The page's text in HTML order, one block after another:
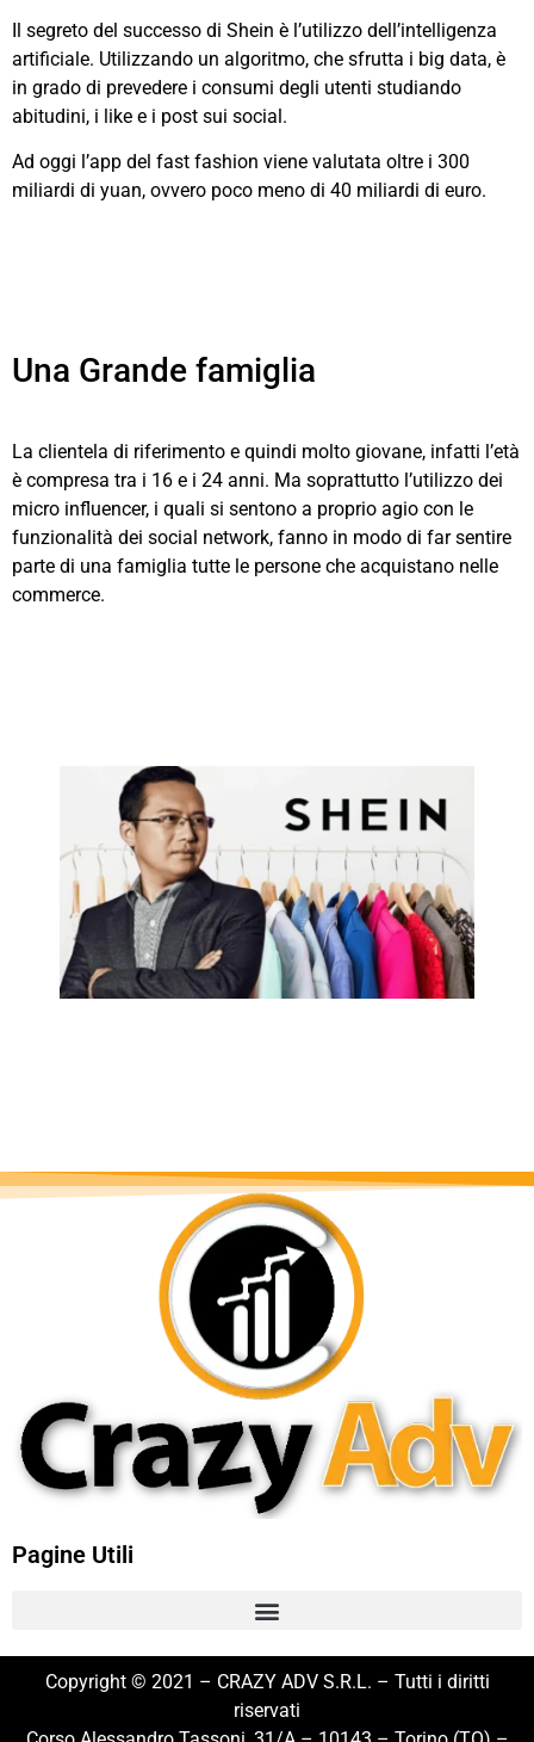
Il segreto del successo di Shein è l’utilizzo dell’intelligenza
artificiale. Utilizzando un algoritmo, che sfrutta i big data, è
in grado di prevedere i consumi degli utenti studiando
abitudini, i like e i post sui social.
Ad oggi l’app del fast fashion viene valutata oltre i 300
miliardi di yuan, ovvero poco meno di 40 miliardi di euro.
Una Grande famiglia
La clientela di riferimento e quindi molto giovane, infatti l’età
è compresa tra i 16 e i 24 anni. Ma soprattutto l’utilizzo dei
micro influencer, i quali si sentono a proprio agio con le
funzionalità dei social network, fanno in modo di far sentire
parte di una famiglia tutte le persone che acquistano nelle
commerce.
Pagine Utili
Copyright © 2021 – CRAZY ADV S.R.L. – Tutti i diritti
riservati